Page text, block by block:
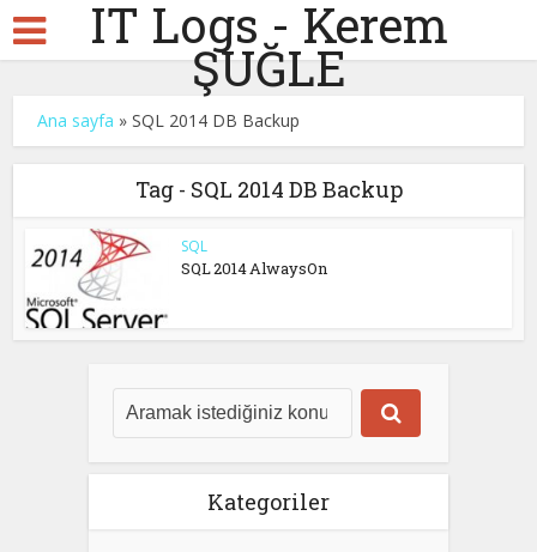
IT Logs - Kerem
ŞUĞLE
Ana sayfa »SQL 2014 DB Backup
Tag - SQL 2014 DB Backup
SQL
SQL 2014 AlwaysOn
Kategoriler